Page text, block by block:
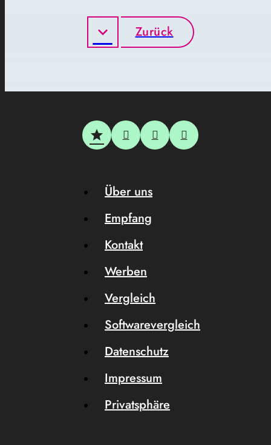
Zurück
Über uns
Empfang
Kontakt
Werben
Vergleich
Softwarevergleich
Datenschutz
Impressum
Privatsphäre